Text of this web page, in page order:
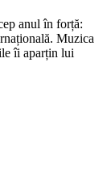
anul în forță:
Muzica
îi aparțin lui